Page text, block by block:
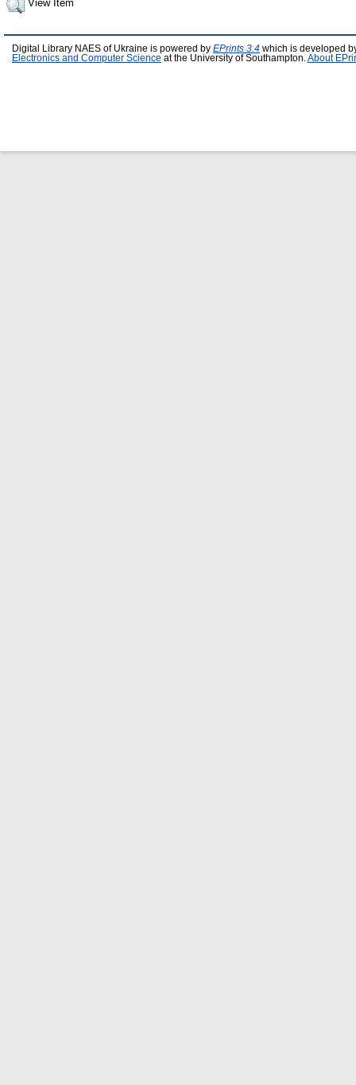
View Item
Digital Library NAES of Ukraine is powered by EPrints 3.4 which is developed
Electronics and Computer Science at the University of Southampton. About